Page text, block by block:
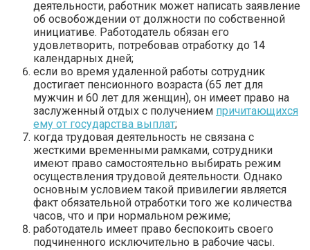
деятельности, работник может написать заявление
об освобождении от должности по собственной
инициативе. Работодатель обязан его
удовлетворить, потребовав отработку до 14
календарных дней;
если во время удаленной работы сотрудник
достигает пенсионного возраста (65 лет для
мужчин и 60 лет для женщин), он имеет право на
заслуженный отдых с получением причитающихся
ему от государства выплат;
когда трудовая деятельность не связана с
жесткими временными рамками, сотрудники
имеют право самостоятельно выбирать режим
осуществления трудовой деятельности. Однако
основным условием такой привилегии является
факт обязательной отработки того же количества
часов, что и при нормальном режиме;
работодатель имеет право беспокоить своего
подчиненного исключительно в рабочие часы.